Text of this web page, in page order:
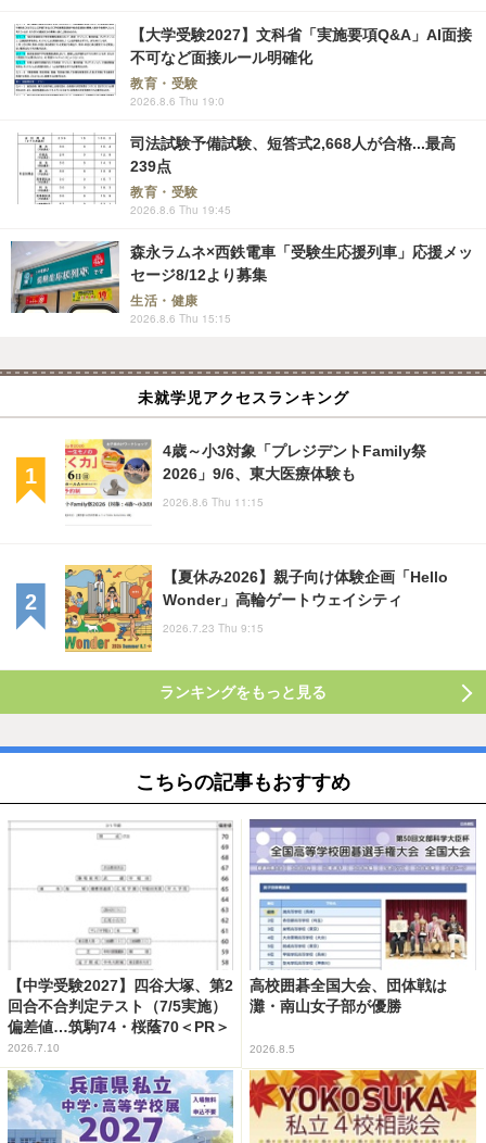
【大学受験2027】文科省「実施要項Q&A」AI面接
不可など面接ルール明確化
教育・受験
2026.8.6 Thu 19:0
司法試験予備試験、短答式2,668人が合格...最高
239点
教育・受験
2026.8.6 Thu 19:45
森永ラムネ×西鉄電車「受験生応援列車」応援メッ
セージ8/12より募集
生活・健康
2026.8.6 Thu 15:15
未就学児アクセスランキング
4歳～小3対象「プレジデントFamily祭
2026」9/6、東大医療体験も
2026.8.6 Thu 11:15
【夏休み2026】親子向け体験企画「Hello
Wonder」高輪ゲートウェイシティ
2026.7.23 Thu 9:15
ランキングをもっと見る
こちらの記事もおすすめ
【中学受験2027】四谷大塚、第2
回合不合判定テスト（7/5実施）
偏差値…筑駒74・桜蔭70＜PR＞
2026.7.10
高校囲碁全国大会、団体戦は
灘・南山女子部が優勝
2026.8.5